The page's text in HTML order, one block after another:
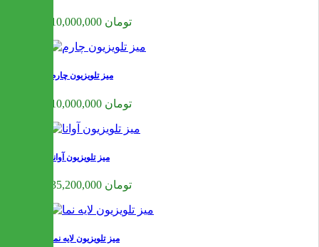
10,000,000 تومان
میز تلویزیون چارم
10,000,000 تومان
میز تلویزیون آوانا
35,200,000 تومان
میز تلویزیون لایه نما